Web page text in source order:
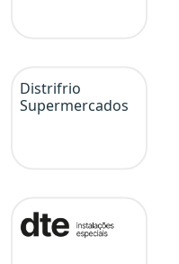
Distrifrio
Supermercados